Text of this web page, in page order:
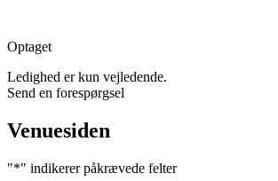
Optaget
Ledighed er kun vejledende.
Send en forespørgsel
Venuesiden
"*" indikerer påkrævede felter